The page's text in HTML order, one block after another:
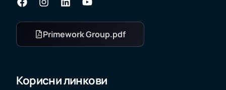
Primework Group.pdf
Корисни линкови